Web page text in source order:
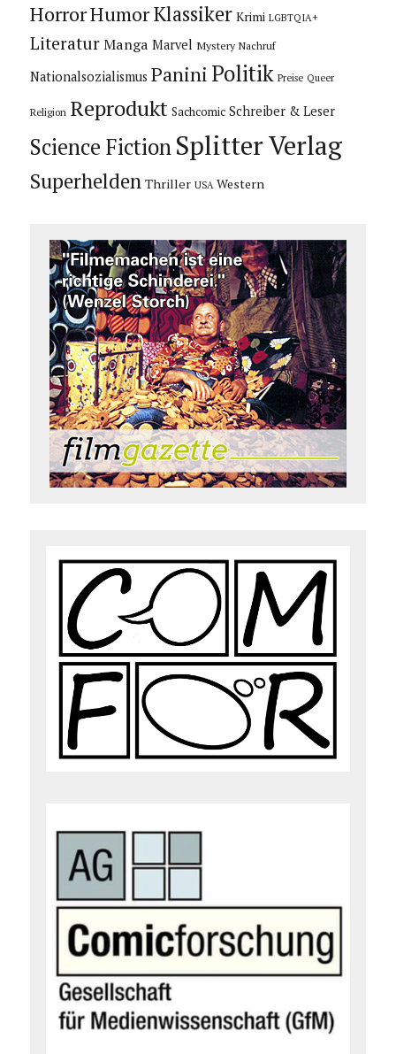
HorrorHumorKlassiker Krimi LGBTQIA+
Literatur Manga Marvel Mystery Nachruf
Nationalsozialismus Panini Politik Preise Queer
Religion Reprodukt Sachcomic Schreiber & Leser
Science Fiction Splitter Verlag
Superhelden Thriller USA Western